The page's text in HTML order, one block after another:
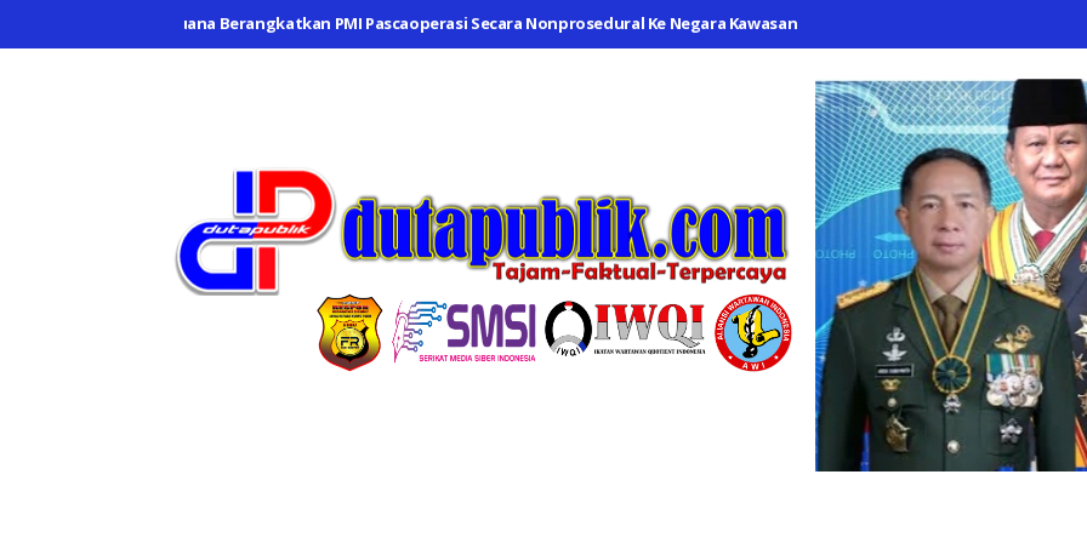
Kecam PT. Buana Berangkatkan PMI Pascaoperasi Secara Nonprosedural Ke Negara Kawasan Timur Tengah Polsek Cikarang Timur